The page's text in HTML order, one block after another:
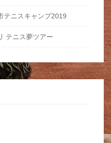
テニスキャンプ2019
テニス夢ツアー